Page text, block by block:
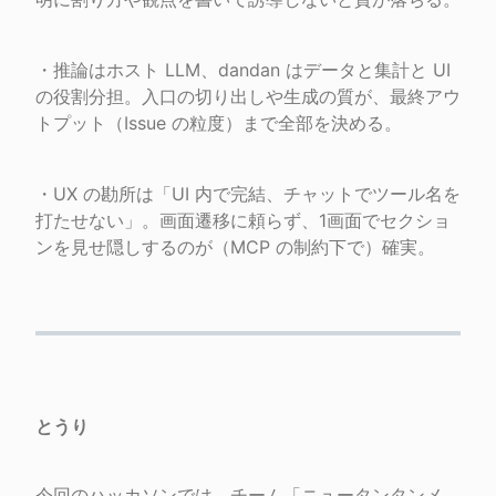
・推論はホスト LLM、dandan はデータと集計と UI
の役割分担。入口の切り出しや生成の質が、最終アウ
トプット（Issue の粒度）まで全部を決める。
・UX の勘所は「UI 内で完結、チャットでツール名を
打たせない」。画面遷移に頼らず、1画面でセクショ
ンを見せ隠しするのが（MCP の制約下で）確実。
とうり